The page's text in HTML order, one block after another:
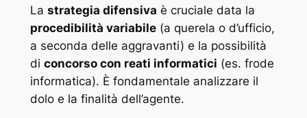
La strategia difensiva è cruciale data la
procedibilità variabile(a querela o d’ufficio,
a seconda delle aggravanti) e la possibilità
di concorso con reati informatici (es. frode
informatica). È fondamentale analizzare il
dolo e la finalità dell’agente.